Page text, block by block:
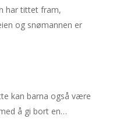
har tittet fram,
og snømannen er
kan barna også være
å gi bort en…